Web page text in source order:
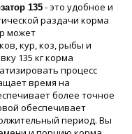
135 - это удобное и
раздачи корма
может
кур, коз, рыбы и
135 кг корма
процесс
время на
более точное
обеспечивает
период. Вы